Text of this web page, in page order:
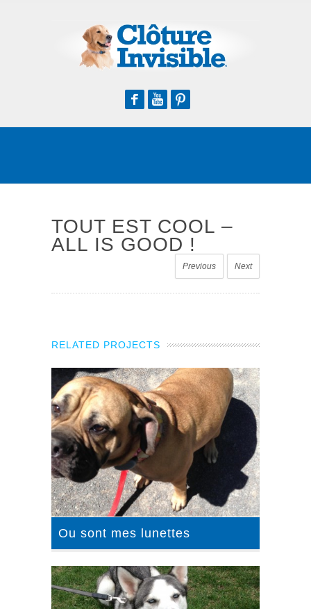
FacebookYoutube
TOUT EST COOL –
ALL IS GOOD !
Next
Previous
RELATED PROJECTS
Ou sont mes lunettes